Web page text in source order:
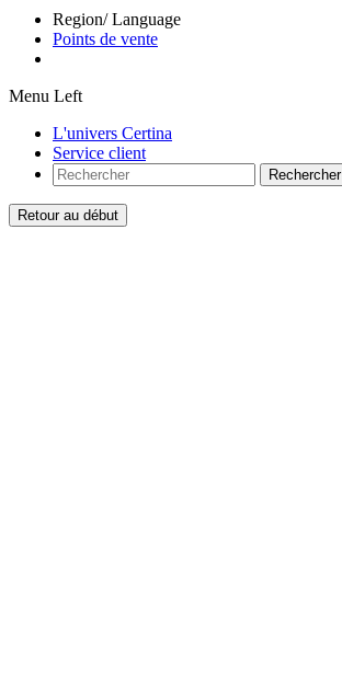
Region/ Language
Points de vente
Menu Left
L'univers Certina
Service client
Rechercher
Retour au début